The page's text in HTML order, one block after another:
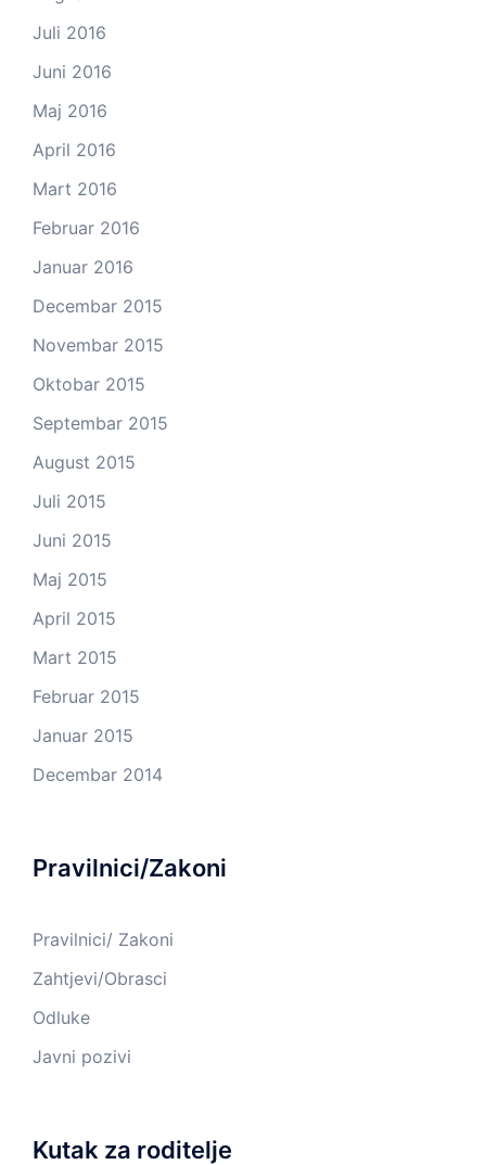
Juli 2016
Juni 2016
Maj 2016
April 2016
Mart 2016
Februar 2016
Januar 2016
Decembar 2015
Novembar 2015
Oktobar 2015
Septembar 2015
August 2015
Juli 2015
Juni 2015
Maj 2015
April 2015
Mart 2015
Februar 2015
Januar 2015
Decembar 2014
Pravilnici/Zakoni
Pravilnici/ Zakoni
Zahtjevi/Obrasci
Odluke
Javni pozivi
Kutak za roditelje